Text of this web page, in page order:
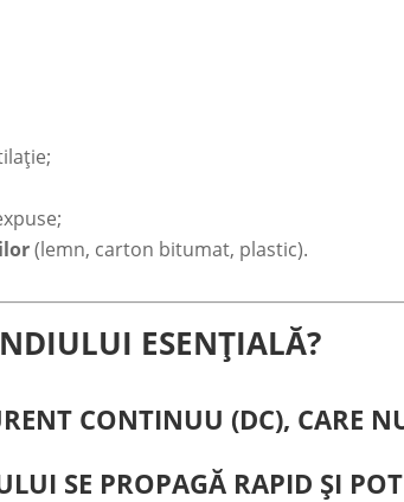
(lemn, carton bitumat, plastic).
ESENȚIALĂ?
CONTINUU (DC), CARE
SE PROPAGĂ RAPID ȘI